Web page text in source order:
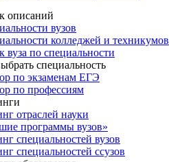
описаний
вузов
колледжей и техникумов
вуза по специальности
специальность
по экзаменам ЕГЭ
по профессиям
отраслей науки
программы вузов»
специальностей вузов
специальностей ссузов